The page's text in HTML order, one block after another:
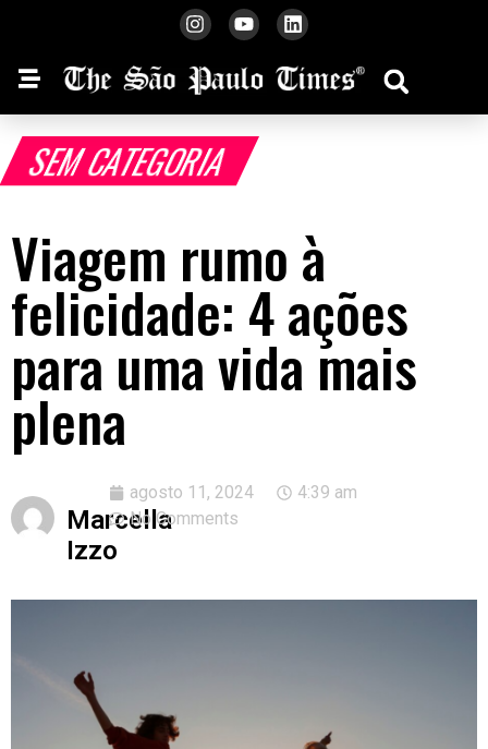
SEM CATEGORIA
Viagem rumo à
felicidade: 4 ações
para uma vida mais
plena
Marcella
Izzo
agosto 11, 2024
4:39 am
No Comments